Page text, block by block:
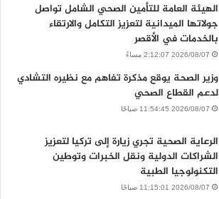
الهيئة العامة للتأمين الصحي الشامل تواصل
جولاتها الميدانية لتعزيز التكامل والارتقاء
بالخدمات في الأقصر
2026/08/07 2:12:07 مساءً
وزير الصحة يوقع مذكرة تفاهم مع نظيره التشادي
لدعم القطاع الصحي
2026/08/07 11:54:45 صباحًا
الرعاية الصحية تجري زيارة إلى تركيا لتعزيز
الشراكات الدولية ونقل الخبرات وتوطين
التكنولوجيا الطبية
2026/08/07 11:15:01 صباحًا